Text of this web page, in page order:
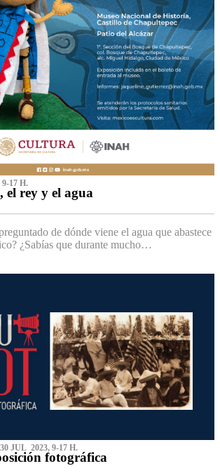
17 H.
el rey y el agua
de dónde viene el agua que abastece
¿Sabías que durante mucho…
JUL 2023, 9-17 H.
fotográfica